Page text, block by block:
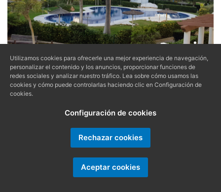
Ref. COTOSP0605
6OCUPANTES |2 DORMITORIOS
PRIMERA PLANTA CON TERRAZA
EN COTO SANCTI PETRI
ALQUILER | APARTAMENTO EN PLAYA-DE-LA-
Utilizamos cookies para ofrecerle una mejor experiencia de navegación,
personalizar el contenido y los anuncios, proporcionar funciones de
redes sociales y analizar nuestro tráfico. Lea sobre cómo usamos las
cookies y cómo puede controlarlas haciendo clic en Configuración de
cookies.
Configuración de cookies
Rechazar cookies
Aceptar cookies